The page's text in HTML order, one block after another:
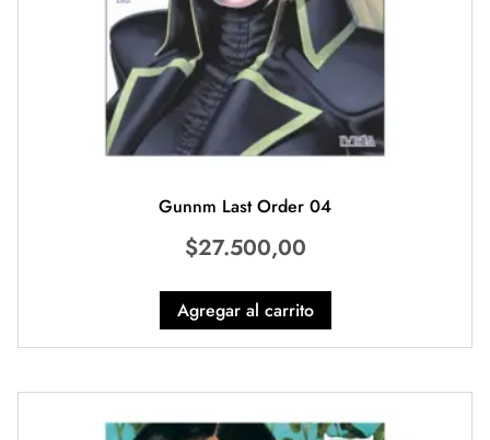
Gunnm Last Order 04
$27.500,00
Agregar al carrito